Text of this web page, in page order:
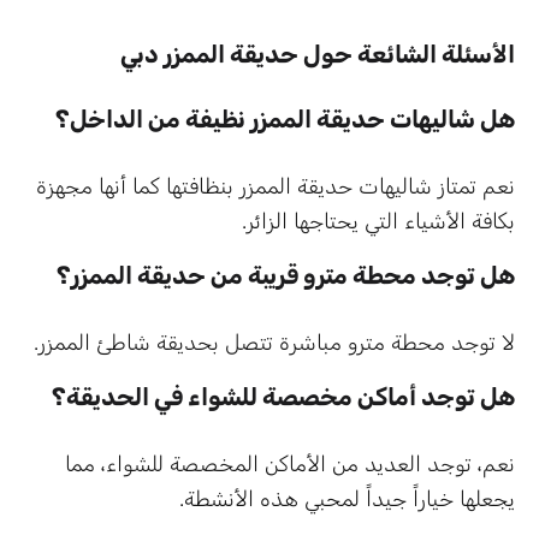
الأسئلة الشائعة حول حديقة الممزر دبي
هل شاليهات حديقة الممزر نظيفة من الداخل؟
نعم تمتاز شاليهات حديقة الممزر بنظافتها كما أنها مجهزة
بكافة الأشياء التي يحتاجها الزائر.
هل توجد محطة مترو قريبة من حديقة الممزر؟
لا توجد محطة مترو مباشرة تتصل بحديقة شاطئ الممزر.
هل توجد أماكن مخصصة للشواء في الحديقة؟
نعم، توجد العديد من الأماكن المخصصة للشواء، مما
يجعلها خياراً جيداً لمحبي هذه الأنشطة.